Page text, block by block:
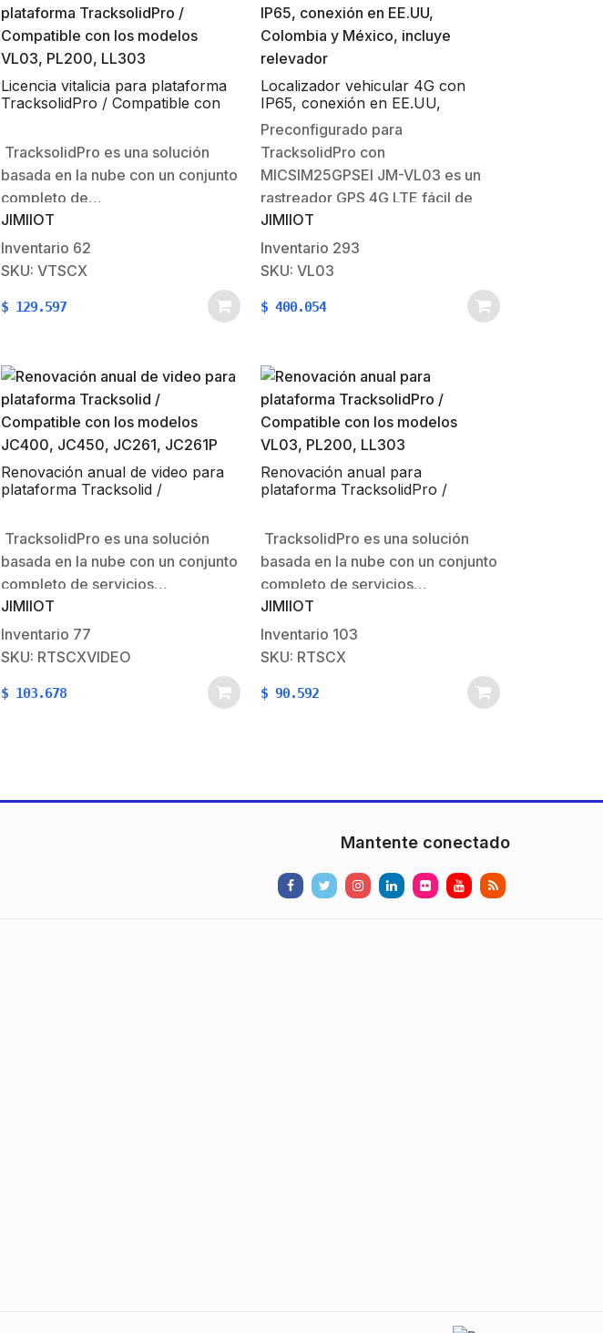
Licencia vitalicia para plataforma
TracksolidPro / Compatible con
TracksolidPro es una solución
basada en la nube con un conjunto
completo de…
JIMIIOT
Inventario 62
SKU: VTSCX
$ 129.597
Localizador vehicular 4G con
IP65, conexión en EE.UU,
Colombia y México, incluye
relevador
Preconfigurado para
TracksolidPro con
MICSIM25GPSEl JM-VL03 es un
rastreador GPS 4G LTE fácil de
ocultar diseñado principalmente
para la gestión de vehículos. La
capacidad de trabajar en voltaje
de entrada de 9-90V permite su
compatibilidad con una amplia
JIMIIOT
Inventario 293
SKU: VL03
$ 400.054
Renovación anual de video para
plataforma Tracksolid /
TracksolidPro es una solución
basada en la nube con un conjunto
completo de servicios…
JIMIIOT
Inventario 77
SKU: RTSCXVIDEO
$ 103.678
Renovación anual para
plataforma TracksolidPro /
TracksolidPro es una solución
basada en la nube con un conjunto
completo de servicios…
JIMIIOT
Inventario 103
SKU: RTSCX
$ 90.592
Mantente conectado